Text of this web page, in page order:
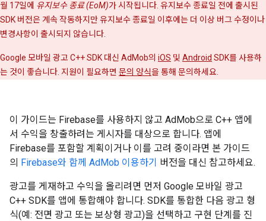
월 17일에 유지보수 종료 (EoM)가 시작됩니다. 유지보수 종료일 전에 출시된
SDK 버전은 계속 작동하지만 유지보수 종료일 이후에는 더 이상 버그 수정이나
변경사항이 출시되지 않습니다.
Google 모바일 광고 C++ SDK 대신 AdMob의 iOS 및 Android SDK를 사용하
는 것이 좋습니다. 지원이 필요하면 문의 양식을 통해 문의하세요.
이 가이드는 Firebase를 사용하지 않고 AdMob으로 C++ 앱에
서 수익을 창출하려는 게시자를 대상으로 합니다. 앱에
Firebase를 포함할 계획이거나 이를 고려 중이라면 본 가이드
의 Firebase와 함께 AdMob 이용하기 버전을 대신 참고하세요.
광고를 게재하고 수익을 올리려면 먼저 Google 모바일 광고
C++ SDK를 앱에 통합해야 합니다. SDK를 통합한 다음 광고 형
식(예: 전면 광고 또는 보상형 광고)을 선택하고 구현 단계를 진